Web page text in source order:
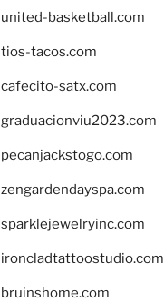
united-basketball.com
tios-tacos.com
cafecito-satx.com
graduacionviu2023.com
pecanjackstogo.com
zengardendayspa.com
sparklejewelryinc.com
ironcladtattoostudio.com
bruinshome.com